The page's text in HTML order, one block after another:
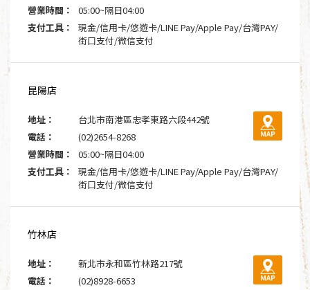
營業時間：
05:00~隔日04:00
支付工具：
現金/信用卡/悠遊卡/LINE Pay/Apple Pay/台灣PAY/
街口支付/微信支付
昆陽店
地址：
台北市南港區忠孝東路六段442號
電話：
(02)2654-8268
營業時間：
05:00~隔日04:00
支付工具：
現金/信用卡/悠遊卡/LINE Pay/Apple Pay/台灣PAY/
街口支付/微信支付
竹林店
地址：
新北市永和區竹林路217號
電話：
(02)8928-6653